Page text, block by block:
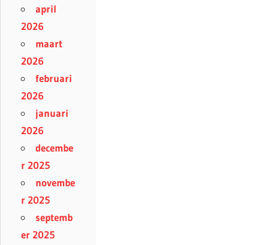
april
2026
maart
2026
februari
2026
januari
2026
decembe
r 2025
novembe
r 2025
septemb
er 2025